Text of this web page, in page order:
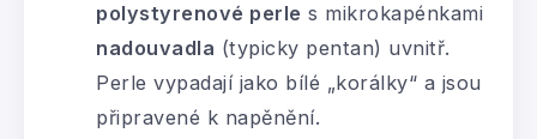
polystyrenové perle s mikrokapénkami
nadouvadla (typicky pentan) uvnitř.
Perle vypadají jako bílé „korálky“ a jsou
připravené k napěnění.